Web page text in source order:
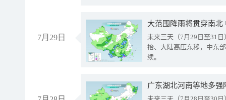
7月29日
大范围降雨将贯穿南
未来三天（7月29日至31
抬、大陆高压东移，中东
续。
广东湖北河南等地多